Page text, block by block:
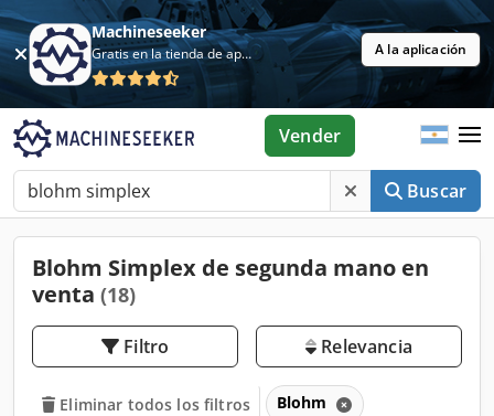
Machineseeker
Gratis en la tienda de aplicaciones A la aplicación
Buscar
Vender
Blohm Simplex de segunda mano en
venta (18)
Filtro Relevancia
Eliminar todos los filtros Blohm